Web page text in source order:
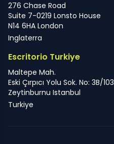
276 Chase Road
Suite 7-0219 Lonsto House
N14 6HA London
Inglaterra
Escritorio Turkiye
Maltepe Mah.
Eski Çırpıcı Yolu Sok. No: 3B/103
Zeytinburnu Istanbul
Turkiye